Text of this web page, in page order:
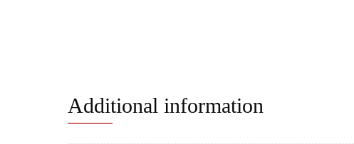
Additional information